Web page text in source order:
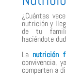
¿Cuántas
nutrición y
de tu
haciéndote
Lanutrición
convivencia,
comparten a